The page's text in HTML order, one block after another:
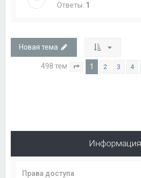
Ответы: 1
Новая тема
498 тем Страница из 20
1 2 3 4
Информация
Права доступа